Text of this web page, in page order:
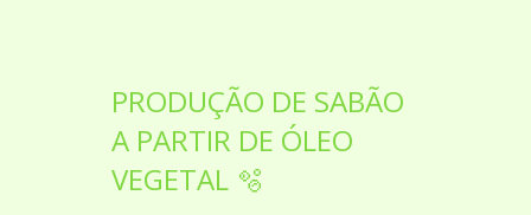
PRODUÇÃO DE SABÃO
A PARTIR DE ÓLEO
VEGETAL 🫧